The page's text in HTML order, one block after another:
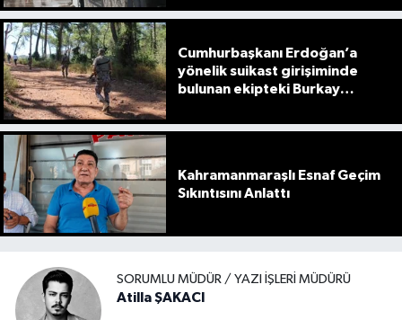
Cumhurbaşkanı Erdoğan’a
yönelik suikast girişiminde
bulunan ekipteki Burkay
Kahramanmaraşlı Esnaf Geçim
Sıkıntısını Anlattı
SORUMLU MÜDÜR / YAZI İŞLERI MÜDÜRÜ
Atilla ŞAKACI